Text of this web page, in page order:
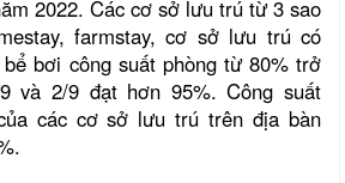
2022. Các cơ sở lưu trú từ 3 sao
farmstay, cơ sở lưu trú có
bơi công suất phòng từ 80% trở
và 2/9 đạt hơn 95%. Công suất
các cơ sở lưu trú trên địa bàn